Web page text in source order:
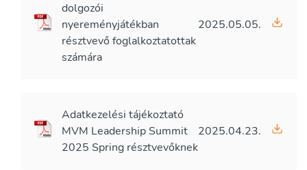
dolgozói
nyereményjátékban
résztvevő foglalkoztatottak
számára
2025.05.05.
Adatkezelési tájékoztató
MVM Leadership Summit
2025 Spring résztvevőknek
2025.04.23.